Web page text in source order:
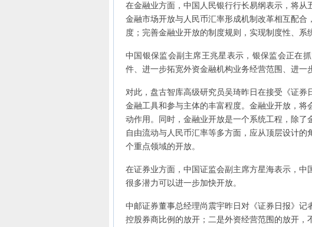
在金融业方面，中国人民银行行长易纲表示，将
金融市场开放与人民币汇率形成机制改革相互配
度；完善金融业开放的制度规则，实现制度性、系
中国银保监会副主席王兆星表示，银保监会正在
件、进一步拓宽外资金融机构业务经营范围、进一
对此，盘古智库高级研究员吴琦昨日在接受《证
金融工具和参与主体的丰富程度。金融业开放，
动作用。同时，金融业开放是一个系统工程，除
自由流动与人民币汇率等多方面，应从顶层设计
个重点领域的开放。
在证券业方面，中国证监会副主席方星海表示，
很多潜力可以进一步加快开放。
中邮证券董事总经理尚震宇昨日对《证券日报》
控股券商比例的放开；二是外资经营范围的放开